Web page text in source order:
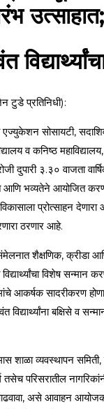
उत्साहात;
टुडे प्रतिनिधी):
सोसायटी,
व कनिष्ठ
दुपारी ३.३० वाजता
आणि भव्यतेने आयोजित
विकासाला प्रोत्साहन
ठरणार आहे.
शैक्षणिक, क्रीडा
विद्यार्थ्यांचा विशेष
आकर्षक सादरीकरण
विद्यार्थ्यांना बक्षिसे व
शाळा व्यवस्थापन
तसेच परिसरातील
असे आवाहन